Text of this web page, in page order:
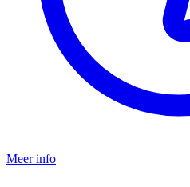
Meer info